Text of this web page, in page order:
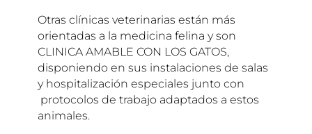
Otras clínicas veterinarias están más
orientadas a la medicina felina y son
CLINICA AMABLE CON LOS GATOS,
disponiendo en sus instalaciones de salas
y hospitalización especiales junto con
protocolos de trabajo adaptados a estos
animales.